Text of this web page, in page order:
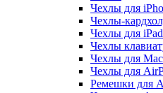
Чехлы для
Чехлы-
Чехлы для iPad
Чехлы
Чехлы для
Чехлы для
Ремешки для